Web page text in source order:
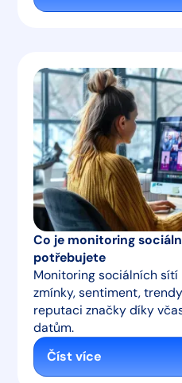
Co je monitoring
potřebujete
Monitoring sociálních
zmínky, sentiment,
reputaci značky díky
datům.
Číst více